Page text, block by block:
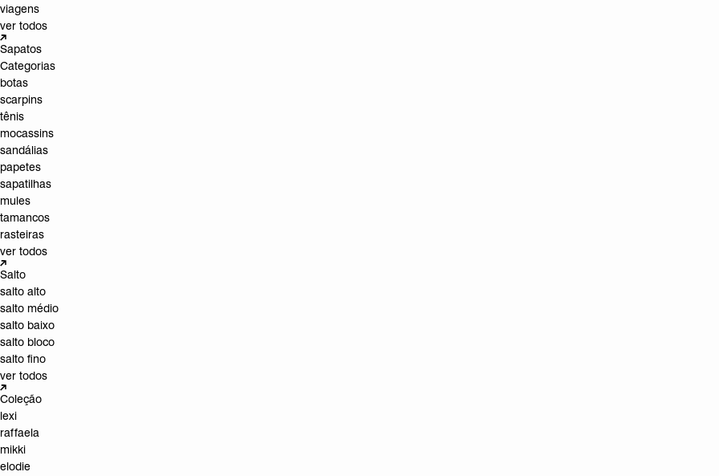
viagens
ver todos
Sapatos
Categorias
botas
scarpins
tênis
mocassins
sandálias
papetes
sapatilhas
mules
tamancos
rasteiras
ver todos
Salto
salto alto
salto médio
salto baixo
salto bloco
salto fino
ver todos
Coleção
lexi
raffaela
mikki
elodie